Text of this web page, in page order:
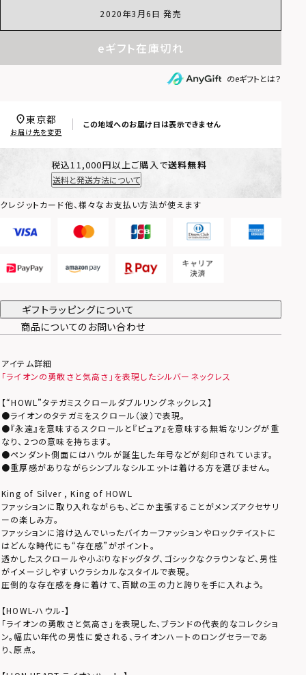
2020年3月6日 発売
eギフト在庫切れ
のeギフトとは？
この地域へのお届け日は表示できません
東京都
お届け先を変更
税込11,000円以上ご購入で送料無料
送料と発送方法について
クレジットカード他、様々なお支払い方法が使えます
ギフトラッピングについて
商品についてのお問い合わせ
アイテム詳細
「ライオンの勇敢さと気高さ」を表現したシルバーネックレス
【“HOWL”タテガミスクロールダブルリングネックレス】
●ライオンのタテガミをスクロール（波）で表現。
●『永遠』を意味するスクロールと『ピュア』を意味する無垢なリングが重
なり、２つの意味を持ちます。
●ペンダント側面にはハウルが誕生した年号などが刻印されています。
●重厚感がありながらシンプルなシルエットは着ける方を選びません。
King of Silver , King of HOWL
ファッションに取り入れながらも、どこか主張することがメンズアクセサリ
ーの楽しみ方。
ファッションに溶け込んでいったバイカーファッションやロックテイストに
はどんな時代にも“存在感”がポイント。
透かしたスクロールや小ぶりなドッグタグ、ゴシックなクラウンなど、男性
がイメージしやすいクラシカルなスタイルで表現。
圧倒的な存在感を身に着けて、百獣の王の力と誇りを手に入れよう。
【HOWL-ハウル-】
「ライオンの勇敢さと気高さ」を表現した、ブランドの代表的なコレクショ
ン。幅広い年代の男性に愛される、ライオンハートのロングセラーであ
り、原点。